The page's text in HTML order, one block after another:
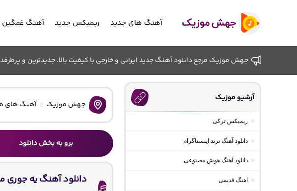
آهنگ های جدید ریمیکس جدید آهنگ غمگین
جهش موزیک مرجع دانلود آهنگ جدید ایرانی و خارجی با کیفیت بالا. جدیدترین و
جهش موزیک آهنگ های
برو به بخش دانلود
دانلود آهنگ یه
آرشیو موزیک
ریمیکس ترکی
دانلود آهنگ ترند اینستاگرام
دانلود آهنگ هوش مصنوعی
اهنگ قدیمی